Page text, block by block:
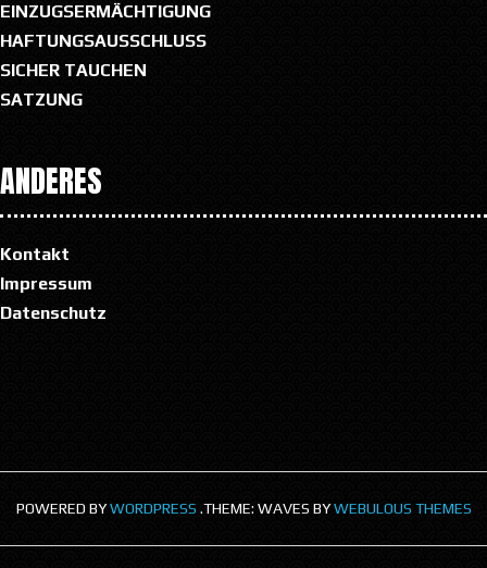
EINZUGSERMÄCHTIGUNG
HAFTUNGSAUSSCHLUSS
SICHER TAUCHEN
SATZUNG
ANDERES
Kontakt
Impressum
Datenschutz
POWERED BYWORDPRESS .THEME: WAVES BYWEBULOUS THEMES